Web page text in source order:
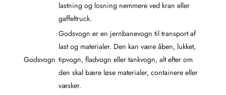
lastning og losning nemmere ved kran eller
gaffeltruck.
Godsvogn
Godsvogn er en jernbanevogn til transport af
last og materialer. Den kan være åben, lukket,
tipvogn, fladvogn eller tankvogn, alt efter om
den skal bære løse materialer, containere eller
væsker.